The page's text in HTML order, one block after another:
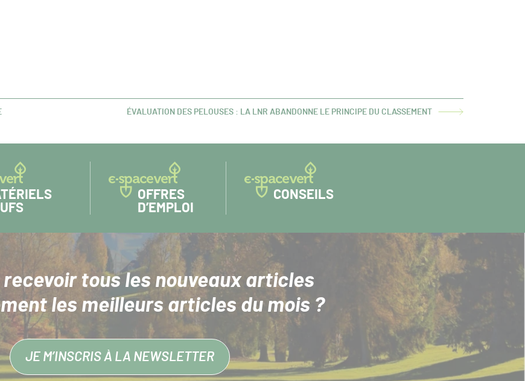
ARTICLE
ÉVALUATION DES PELOUSES : LA LNR ABANDONNE LE PRINCIPE DU CLASSEMENT
OFFRES
D’EMPLOI
CONSEILS
recevoir tous les nouveaux articles
les meilleurs articles du mois ?
JE M’INSCRIS À LA NEWSLETTER